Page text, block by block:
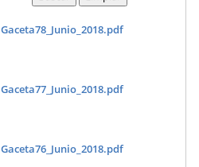
Gaceta78_Junio_2018.pdf
Gaceta77_Junio_2018.pdf
Gaceta76_Junio_2018.pdf